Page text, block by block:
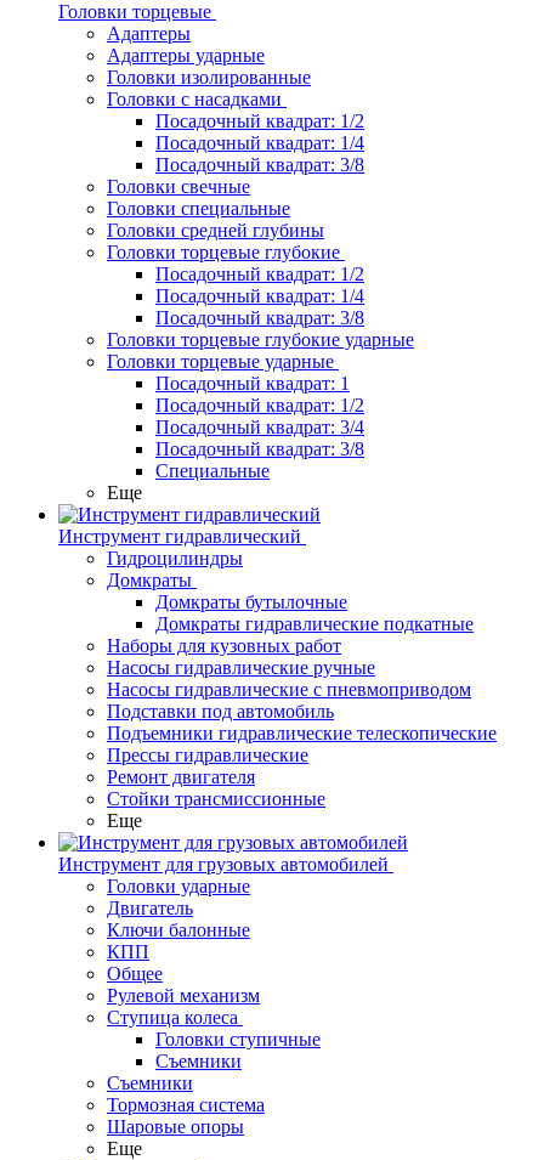
Головки торцевые
Адаптеры
Адаптеры ударные
Головки изолированные
Головки с насадками
Посадочный квадрат: 1/2
Посадочный квадрат: 1/4
Посадочный квадрат: 3/8
Головки свечные
Головки специальные
Головки средней глубины
Головки торцевые глубокие
Посадочный квадрат: 1/2
Посадочный квадрат: 1/4
Посадочный квадрат: 3/8
Головки торцевые глубокие ударные
Головки торцевые ударные
Посадочный квадрат: 1
Посадочный квадрат: 1/2
Посадочный квадрат: 3/4
Посадочный квадрат: 3/8
Специальные
Еще
Инструмент гидравлический
Гидроцилиндры
Домкраты
Домкраты бутылочные
Домкраты гидравлические подкатные
Наборы для кузовных работ
Насосы гидравлические ручные
Насосы гидравлические с пневмоприводом
Подставки под автомобиль
Подъемники гидравлические телескопические
Прессы гидравлические
Ремонт двигателя
Стойки трансмиссионные
Еще
Инструмент для грузовых автомобилей
Головки ударные
Двигатель
Ключи балонные
КПП
Общее
Рулевой механизм
Ступица колеса
Головки ступичные
Съемники
Съемники
Тормозная система
Шаровые опоры
Еще